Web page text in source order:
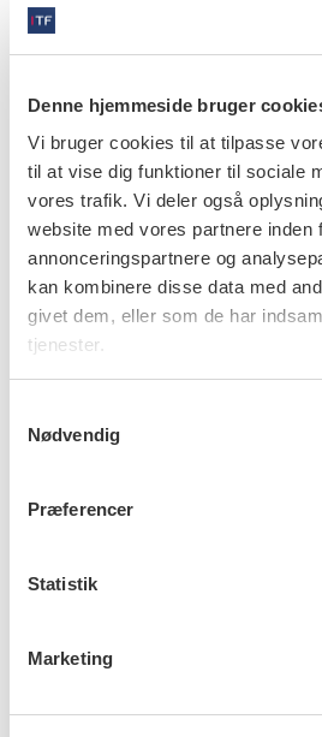
Denne hjemmeside bruger
Vi bruger cookies til at tilpasse
til at vise dig funktioner til sociale
vores trafik. Vi deler også
website med vores partnere inden
annonceringspartnere og
kan kombinere disse data med
givet dem, eller som de har
tjenester.
Nødvendig
Præferencer
Statistik
Marketing
Om Tandlægerne Ravn ApS
Strøby Egede. Mange skønne
gange årligt . Et sted hvor
patienterne er i centrum. Vi er
bestemmer selv. Vi er her når
for os fra kl. 7.00 til kl. 19.00
Fredag fra kl. 7.00-15.00.
Møde tider kl. 6.45 eller kl.
eller 15.15 og enkelte dage til